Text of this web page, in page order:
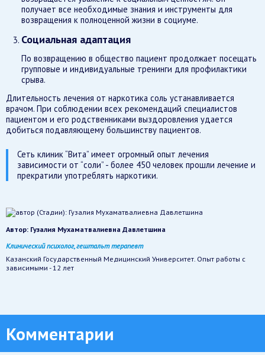
получает все необходимые знания и инструменты для
возвращения к полноценной жизни в социуме.
Социальная адаптация
По возвращению в общество пациент продолжает посещать
групповые и индивидуальные тренинги для профилактики
срыва.
Длительность лечения от наркотика соль устанавливается
врачом. При соблюдении всех рекомендаций специалистов
пациентом и его родственниками выздоровления удается
добиться подавляющему большинству пациентов.
Сеть клиник “Вита” имеет огромный опыт лечения
зависимости от “соли” - более 450 человек прошли лечение и
прекратили употреблять наркотики.
Автор: Гузалия Мухаматвалиевна Давлетшина
Клинический психолог, гештальт терапевт
Казанский Государственный Медицинский Университет. Опыт работы с
зависимыми - 12 лет
Комментарии